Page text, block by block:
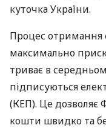
куточка України.
Процес отримання
максимально
триває в
підписуються
(КЕП). Це дозволяє
кошти швидко та